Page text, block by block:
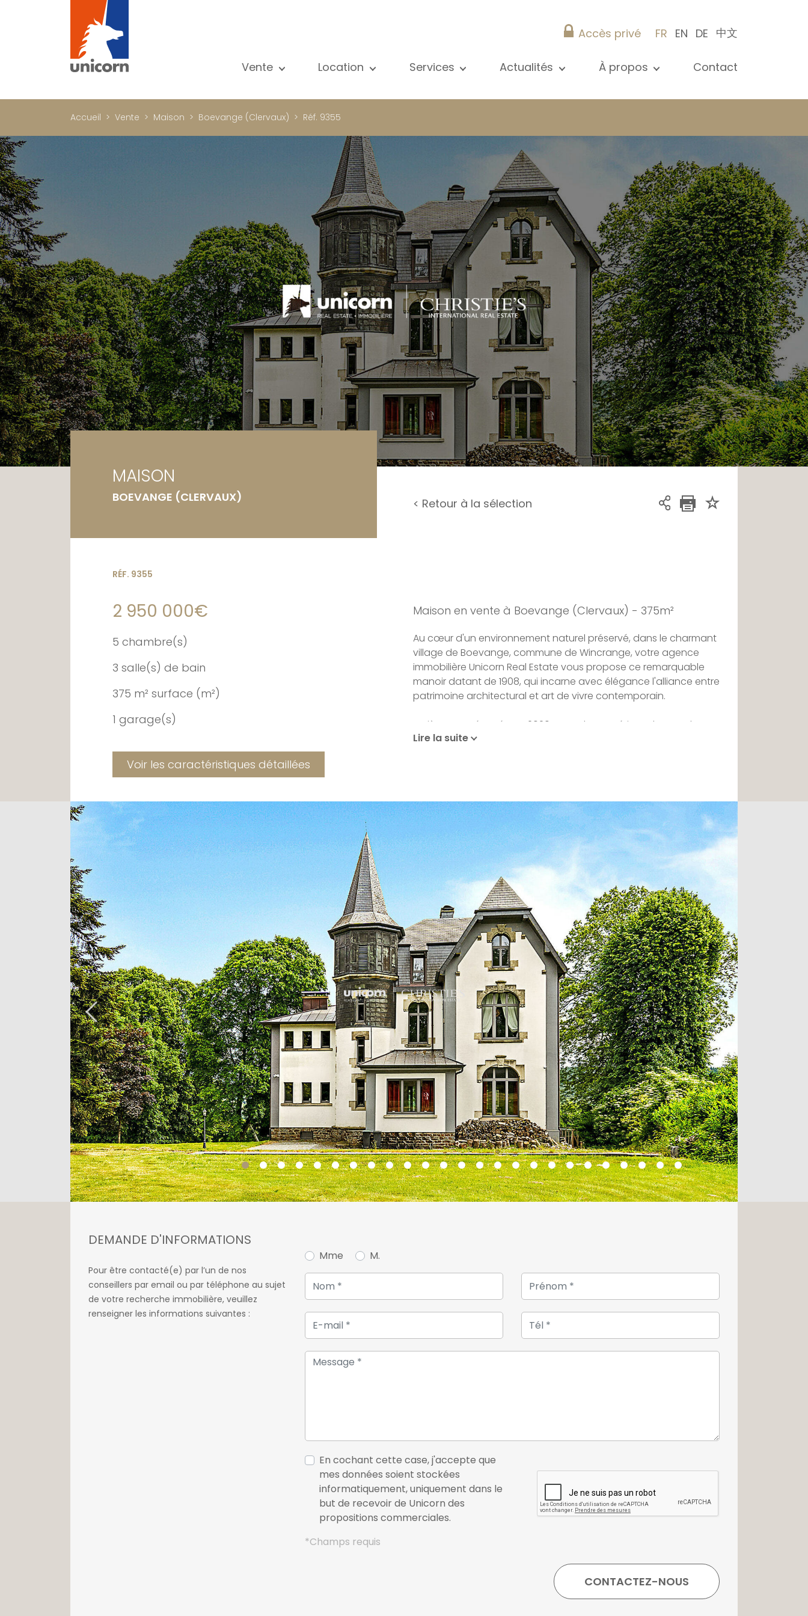
Accès privé FR EN DE 中文
Vente
Propriétés de luxe
Immeuble de rapport
Bureau
Commerce
Garage / Parking
Terrain
Location
Propriétés de luxe
International
Bureau
Commerce
Garage / Parking
Services
Gestion locative
Gérance d'immeubles / syndic
Actualités
Blog
À propos
Carrière
Contact
Accueil Vente Maison Boevange (Clervaux) Réf. 9355
MAISON
BOEVANGE (CLERVAUX) < Retour à la sélection
RÉF. 9355
2 950 000€
5 chambre(s)
3 salle(s) de bain
375 m² surface (m²)
1 garage(s)
Voir les caractéristiques détaillées
Maison en vente à Boevange (Clervaux) - 375m²
Au cœur d'un environnement naturel préservé, dans le charmant
village de Boevange, commune de Wincrange, votre agence
immobilière Unicorn Real Estate vous propose ce remarquable
manoir datant de 1908, qui incarne avec élégance l'alliance entre
patrimoine architectural et art de vivre contemporain.
Entièrement rénovée en 2020 avec des matériaux de grande
qualité, la propriété a été restaurée dans le respect de son
qu'intemporelle.
Édifiée au sein d'un domaine privé de 1,2 hectare, la demeure
bénéficie d'un cadre de vie rare, entouré de verdure et
parfaitement préservé des regards. Un véritable havre de paix où
intimité, sérénité et nature se conjuguent harmonieusement.
Développant environ 495 m² de surface totale, dont 300 m²
habitables, la propriété offre une distribution fluide et
parfaitement pensée.
Dès l'entrée, un vaste hall accueille les visiteurs et dessert les
élégants espaces de réception. Le salon, baigné de lumière
naturelle, invite à la convivialité tandis que le bureau offre un
espace de travail paisible. La cuisine ouverte, entièrement
équipée et prolongée par une généreuse salle à manger,
constitue un véritable lieu de vie pensé pour recevoir famille et
invités dans une ambiance chaleureuse. Un WC invités complète
ce niveau.
Le premier étage est consacré à l'espace parental avec une
superbe suite comprenant un dressing sur mesure et une salle de
bains privative. Une seconde chambre, bénéficiant également
de sa propre salle de bains, complète ce niveau.
Le dernier étage accueille trois chambres supplémentaires ainsi
qu'une salle de bains, offrant un espace idéal pour une famille
ou pour recevoir en toute indépendance.
complémentaire.
Pensée pour offrir un confort de vie optimal tout en maîtrisant
son empreinte énergétique, la propriété bénéficie d'équipements
techniques de qualité, parmi lesquels :
et économique ;
- Des fenêtres à double vitrage ;
Une vaste terrasse d'environ 300 m², véritable prolongement des
espaces de vie vers le jardin.
propriété séduira les amateurs de demeures de caractère à la
recherche d'un lieu de vie alliant authenticité, élégance et
Lire la suite
DEMANDE D'INFORMATIONS
Pour être contacté(e) par l’un de nos
conseillers par email ou par téléphone au sujet
de votre recherche immobilière, veuillez
renseigner les informations suivantes :
Mme M.
En cochant cette case, j'accepte que
mes données soient stockées
informatiquement, uniquement dans le
but de recevoir de Unicorn des
propositions commerciales.
*Champs requis